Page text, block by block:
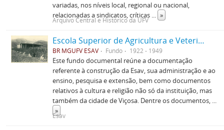
variadas, nos níveis local, regional ou nacional,
relacionadas a sindicatos, críticas ... »
Arquivo Central e Histórico da UFV
Escola Superior de Agricultura e Veterinária (ESAV)
BR MGUFV ESAV Fundo 1922 - 1949
Este fundo documental reúne a documentação
referente à construção da Esav, sua administração e ao
ensino, pesquisa e extensão, bem como documentos
relativos à cultura e religião não só da instituição, mas
também da cidade de Viçosa. Dentre os documentos, ...
»
Esav